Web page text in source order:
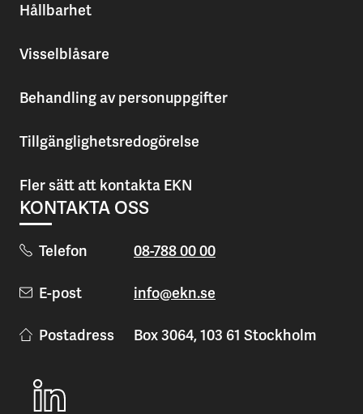
Hållbarhet
Visselblåsare
Behandling av personuppgifter
Tillgänglighetsredogörelse
Fler sätt att kontakta EKN
KONTAKTA OSS
Telefon 08-788 00 00
E-post info@ekn.se
Postadress Box 3064, 103 61 Stockholm